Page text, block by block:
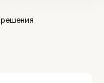
решения